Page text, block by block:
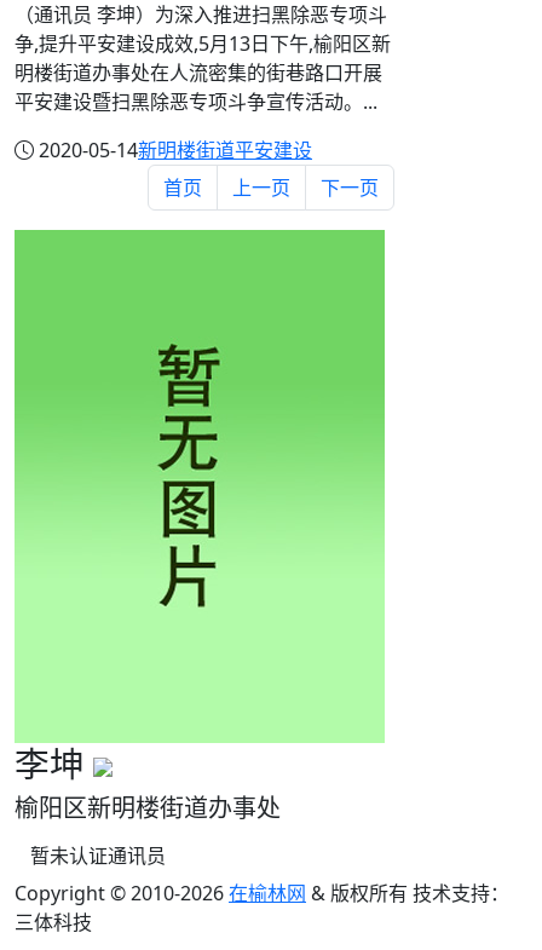
（通讯员 李坤）为深入推进扫黑除恶专项斗
争,提升平安建设成效,5月13日下午,榆阳区新
明楼街道办事处在人流密集的街巷路口开展
平安建设暨扫黑除恶专项斗争宣传活动。...
2020-05-14新明楼街道平安建设
首页
上一页 下一页
李坤
榆阳区新明楼街道办事处
暂未认证通讯员
Copyright © 2010-2026在榆林网 & 版权所有 技术支持：
三体科技